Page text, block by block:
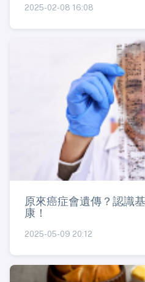
2025-02-08 16:08
原來癌症會遺傳？認識
康！
2025-05-09 20:12